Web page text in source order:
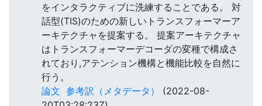
をインタラクティブに洗練することである。 対
話型(TIS)のための新しいトランスフォーマーア
ーキテクチャを提案する。 提案アーキテクチャ
はトランスフォーマーデコーダの変種で構成さ
れており,アテンション機構と機能比較を自然に
行う。
論文 参考訳（メタデータ）
(2022-08-